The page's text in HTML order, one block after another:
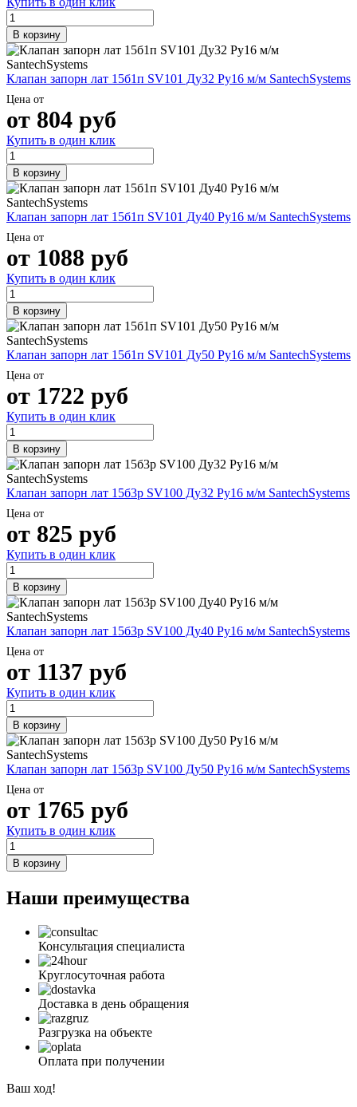
В корзину
Клапан запорн лат 15б1п SV101 Ду32 Ру16 м/м SantechSystems
Цена от
от 804 руб
Купить в один клик
В корзину
Клапан запорн лат 15б1п SV101 Ду40 Ру16 м/м SantechSystems
Цена от
от 1088 руб
Купить в один клик
В корзину
Клапан запорн лат 15б1п SV101 Ду50 Ру16 м/м SantechSystems
Цена от
от 1722 руб
Купить в один клик
В корзину
Клапан запорн лат 15б3р SV100 Ду32 Ру16 м/м SantechSystems
Цена от
от 825 руб
Купить в один клик
В корзину
Клапан запорн лат 15б3р SV100 Ду40 Ру16 м/м SantechSystems
Цена от
от 1137 руб
Купить в один клик
В корзину
Клапан запорн лат 15б3р SV100 Ду50 Ру16 м/м SantechSystems
Цена от
от 1765 руб
Купить в один клик
В корзину
Наши преимущества
Консультация специалиста
Круглосуточная работа
Доставка в день обращения
Разгрузка на объекте
Оплата при получении
Ваш ход!